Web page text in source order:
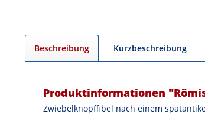
Beschreibung Kurzbeschreibung
Produktinformationen
Zwiebelknopffibel nach einem